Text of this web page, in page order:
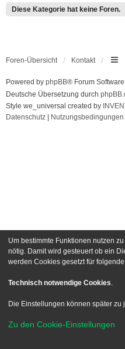
Diese Kategorie hat keine Foren.
Foren-Übersicht Kontakt
Powered by phpBB® Forum
Deutsche Übersetzung durch
Style we_universal created by
Datenschutz
Nutzungsbedingungen
Um bestimmte Funktionen nutzen
nötig. Damit wird gesteuert ob ein
werden Cookies gesetzt für
Technisch notwendige Cookies.
Die Einstellungen können später
Zu den Cookie-Einstellungen